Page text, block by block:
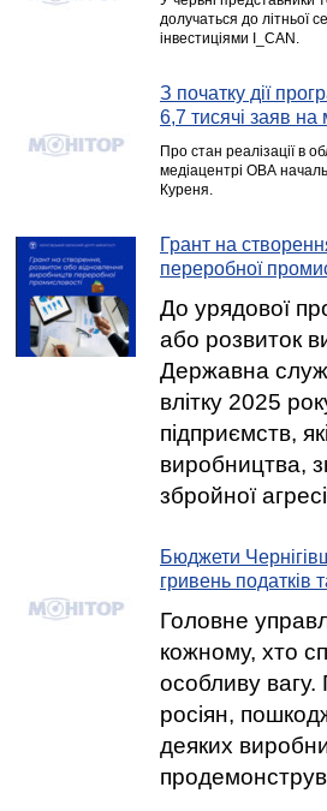
долучаться до літньої
інвестиціями I_CAN.
З початку дії
6,7 тисячі заяв
Про стан реалізації в
медіацентрі ОВА
Куреня.
Грант на
переробної
До урядової
або розвиток
Державна
влітку 2025
підприємств,
виробництва,
збройної
Бюджети
гривень податків
Головне
кожному, хто
особливу вагу.
росіян,
деяких